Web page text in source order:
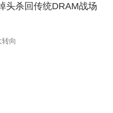
头杀回传统DRAM战场
向